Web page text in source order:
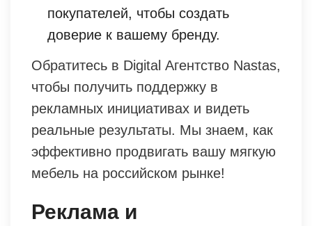
покупателей, чтобы создать
доверие к вашему бренду.
Обратитесь в Digital Агентство Nastas,
чтобы получить поддержку в
рекламных инициативах и видеть
реальные результаты. Мы знаем, как
эффективно продвигать вашу мягкую
мебель на российском рынке!
Реклама и